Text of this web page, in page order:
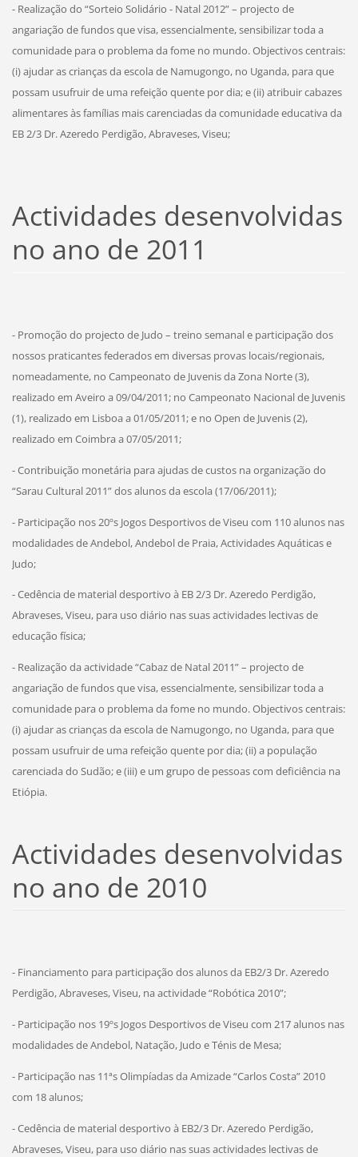
- Realização do “Sorteio Solidário - Natal 2012” – projecto de
angariação de fundos que visa, essencialmente, sensibilizar toda a
comunidade para o problema da fome no mundo. Objectivos centrais:
(i) ajudar as crianças da escola de Namugongo, no Uganda, para que
possam usufruir de uma refeição quente por dia; e (ii) atribuir cabazes
alimentares às famílias mais carenciadas da comunidade educativa da
EB 2/3 Dr. Azeredo Perdigão, Abraveses, Viseu;
Actividades desenvolvidas
no ano de 2011
- Promoção do projecto de Judo – treino semanal e participação dos
nossos praticantes federados em diversas provas locais/regionais,
nomeadamente, no Campeonato de Juvenis da Zona Norte (3),
realizado em Aveiro a 09/04/2011; no Campeonato Nacional de Juvenis
(1), realizado em Lisboa a 01/05/2011; e no Open de Juvenis (2),
realizado em Coimbra a 07/05/2011;
- Contribuição monetária para ajudas de custos na organização do
“Sarau Cultural 2011” dos alunos da escola (17/06/2011);
- Participação nos 20ºs Jogos Desportivos de Viseu com 110 alunos nas
modalidades de Andebol, Andebol de Praia, Actividades Aquáticas e
Judo;
- Cedência de material desportivo à EB 2/3 Dr. Azeredo Perdigão,
Abraveses, Viseu, para uso diário nas suas actividades lectivas de
educação física;
- Realização da actividade “Cabaz de Natal 2011” – projecto de
angariação de fundos que visa, essencialmente, sensibilizar toda a
comunidade para o problema da fome no mundo. Objectivos centrais:
(i) ajudar as crianças da escola de Namugongo, no Uganda, para que
possam usufruir de uma refeição quente por dia; (ii) a população
carenciada do Sudão; e (iii) e um grupo de pessoas com deficiência na
Etiópia.
Actividades desenvolvidas
no ano de 2010
- Financiamento para participação dos alunos da EB2/3 Dr. Azeredo
Perdigão, Abraveses, Viseu, na actividade “Robótica 2010”;
- Participação nos 19ºs Jogos Desportivos de Viseu com 217 alunos nas
modalidades de Andebol, Natação, Judo e Ténis de Mesa;
- Participação nas 11ªs Olimpíadas da Amizade “Carlos Costa” 2010
com 18 alunos;
- Cedência de material desportivo à EB2/3 Dr. Azeredo Perdigão,
Abraveses, Viseu, para uso diário nas suas actividades lectivas de